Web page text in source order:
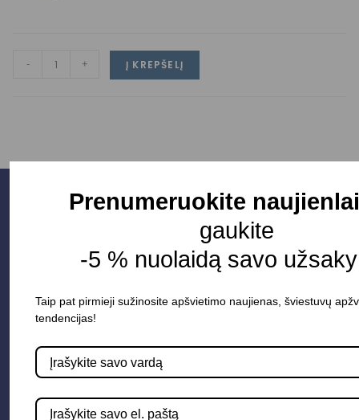
- + Į KREPŠELĮ
Parduotuvė
Apšvietimo sistemos
Prenumeruokite
gaukite
-5 % nuolaidą savo
Taip pat pirmieji sužinosite apšvietimo naujienas, šviestuvų
tendencijas!